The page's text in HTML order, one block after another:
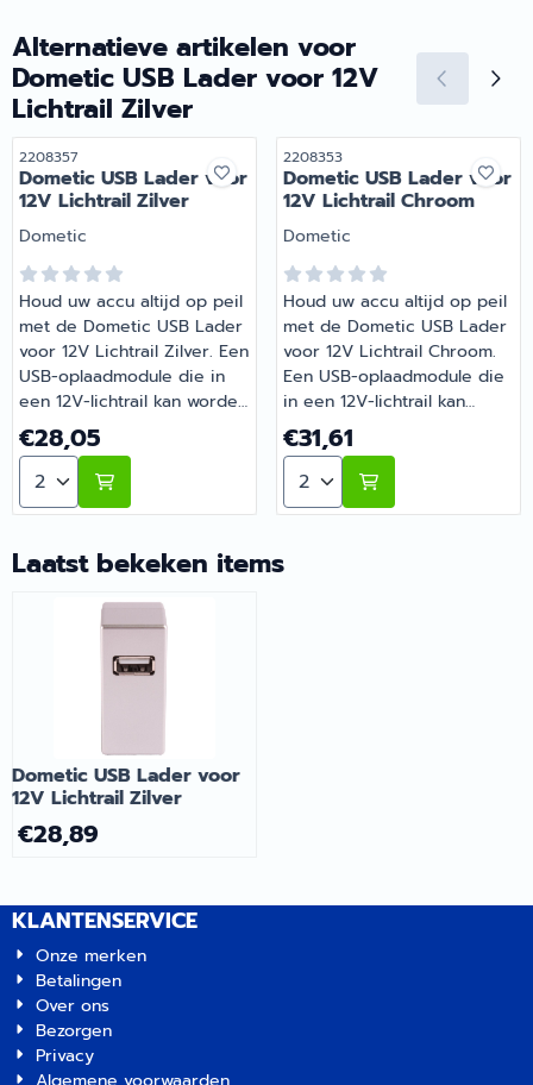
Alternatieve artikelen voor
Dometic USB Lader voor 12V
Lichtrail Zilver
Artikelnummer
2208357
Dometic USB Lader voor
12V Lichtrail Zilver
Merk:
Dometic
Houd uw accu altijd op peil
met de Dometic USB Lader
voor 12V Lichtrail Zilver. Een
USB-oplaadmodule die in
een 12V-lichtrail kan worden
ingebouwd. Ideaal voor
camper, caravan en boot. |
Artikelnummer 2208357
Prijs: 28,05
€28,05
Aantal kiezen voor Dometic USB Lader voor 12V
Artikelnummer
2208353
Dometic USB Lader voor
12V Lichtrail Chroom
Merk:
Dometic
Houd uw accu altijd op peil
met de Dometic USB Lader
voor 12V Lichtrail Chroom.
Een USB-oplaadmodule die
in een 12V-lichtrail kan
worden ingebouwd. Ideaal
voor camper, caravan en
boot. | Artikelnummer
2208353
Prijs: 31,61
€31,61
Aantal kiezen voor
Laatst bekeken items
Dometic USB Lader voor
12V Lichtrail Zilver
€28,89
KLANTENSERVICE
Onze merken
Betalingen
Over ons
Bezorgen
Privacy